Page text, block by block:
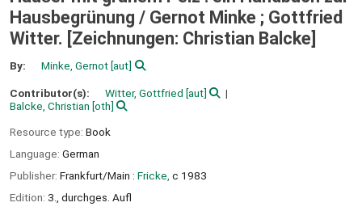
Hausbegrünung / Gernot Minke ; Gottfried
Witter. [Zeichnungen: Christian Balcke]
By: Minke, Gernot[aut]
Contributor(s): Witter, Gottfried [aut]
Balcke, Christian [oth]
Resource type: Book
Language: German
Publisher: Frankfurt/Main : Fricke, c 1983
Edition: 3., durchges. Aufl